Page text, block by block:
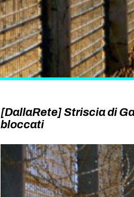
[DallaRete] Striscia di
bloccati